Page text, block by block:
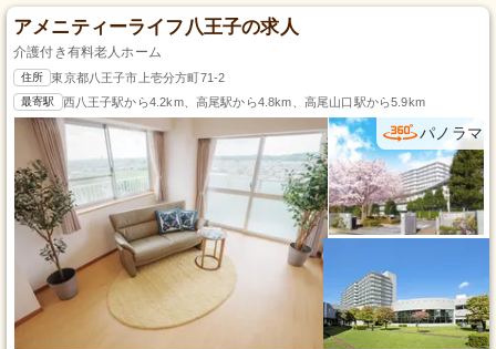
アメニティーライフ八王子の求人
介護付き有料老人ホーム
住所 東京都八王子市上壱分方町71-2
最寄駅 西八王子駅から4.2km、高尾駅から4.8km、高尾山口駅から5.9km
パノラマ